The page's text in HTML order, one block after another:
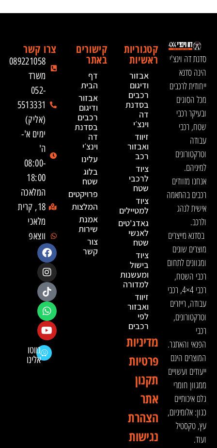
סדנת דה וינצ'י
הינה סדנא
ייחודית לרכבים
מכל הסוגים
ובעיקר רכבי
שטח, רכבי
עבודה
וטרקטורונים
למיניהם.
אנחנו מזוודים
רכבים בהתאמה
אישית לנהג
ולרכב.
בסדנא מייצרים
מוצרים שונים
ומגוונים לתחום
רכבי השטח,
רכבי 4×4, רכבי
עבודה, רייזרים
וטרקטורונים,
רכבי
הפנאי והאתגר.
המוצרים הינם
ייעודים ועשויים
ממגוון חומרי
גלם איכותיים
כגון: אלומיניום,
עץ, טקסטיל
ועוד.
קטגוריות
ראשיות
אבזור
ודיגום
רכבים
בסדנת
דה
וינצ׳י
זיווד
ואבזור
רכב
ציוד
לרכבי
שטח
ציוד
למטיילים
גאדג'טים
לאנשי
שטח
ציוד
בישול
ומעשנות
למדורה
זיווד
ואבזור
לפי
רכבים
מדיניות
פרטיות
תקנון
אתר
הצהרת
נגישות
קישורים
באתר
דף
הבית
אבזור
ודיגום
רכבים
בסדנת
דה
וינצ׳י
עלינו
בלוג
שטח
פרויקטים
המלצות
אמנת
שירות
צור
קשר
צרו קשר
089221058
משרד
052-
5513331
(אליק)
ימים א'-
ה'
08:00-
18:00
המלאכה
18, קרית
מלאכי
ווצאפ
נווטו
אלינו